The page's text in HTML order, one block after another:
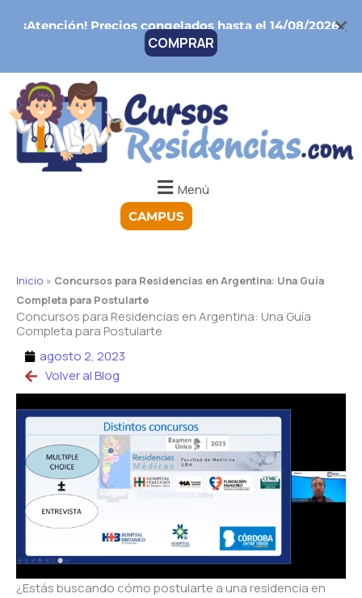
¡Atención!Precios congelados hasta el 14/08/2026
COMPRAR
Menú
CAMPUS
Inicio » Concursos para Residencias en Argentina: Una Guía
Completa para Postularte
Concursos para Residencias en Argentina: Una Guía
Completa para Postularte
agosto 2, 2023
Volver al Blog
¿Estás buscando cómo postularte a una residencia en